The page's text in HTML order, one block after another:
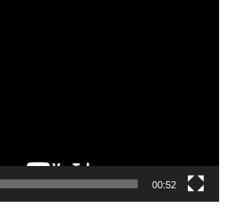
00:52